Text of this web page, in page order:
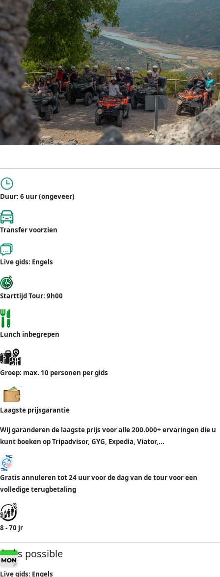
Duur: 6 uur (ongeveer)
Transfer voorzien
Live gids: Engels
Starttijd Tour: 9h00
Lunch inbegrepen
Groep: max. 10 personen per gids
Laagste prijsgarantie
Wij garanderen de laagste prijs voor alle 200.000+ ervaringen die u
kunt boeken op Tripadvisor, GYG, Expedia, Viator,...
Gratis annuleren tot 24 uur voor de dag van de tour voor een
volledige terugbetaling
8 - 70 jr
Days possible
Live gids: Engels